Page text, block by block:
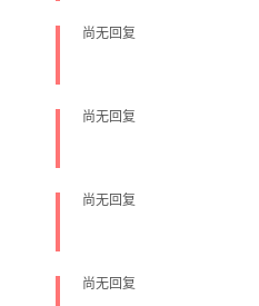
尚无回复
尚无回复
尚无回复
尚无回复